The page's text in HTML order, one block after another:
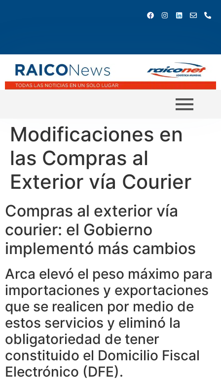
Modificaciones en
las Compras al
Exterior vía Courier
Compras al exterior vía
courier: el Gobierno
implementó más cambios
Arca elevó el peso máximo para
importaciones y exportaciones
que se realicen por medio de
estos servicios y eliminó la
obligatoriedad de tener
constituido el Domicilio Fiscal
Electrónico (DFE).